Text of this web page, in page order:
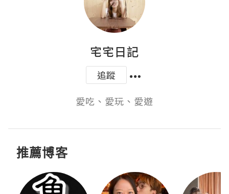
宅宅日記
追蹤
愛吃、愛玩、愛遊
推薦博客